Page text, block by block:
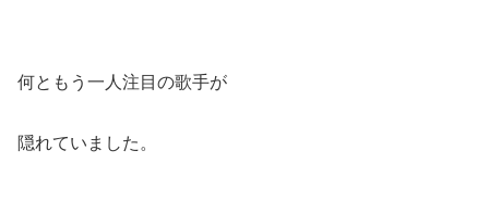
何ともう一人注目の歌手が
隠れていました。